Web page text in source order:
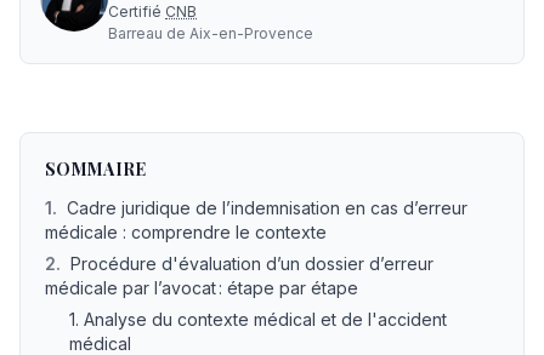
Certifié CNB
Barreau de Aix-en-Provence
SOMMAIRE
1. Cadre juridique de l’indemnisation en cas d’erreur
médicale : comprendre le contexte
2. Procédure d'évaluation d’un dossier d’erreur
médicale par l’avocat : étape par étape
1. Analyse du contexte médical et de l'accident
médical